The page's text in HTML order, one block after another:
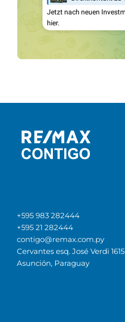
+595 983 282444
+595 21 282444
contigo@remax.com.py
Cervantes esq. José Verdi 1615
Asunción, Paraguay